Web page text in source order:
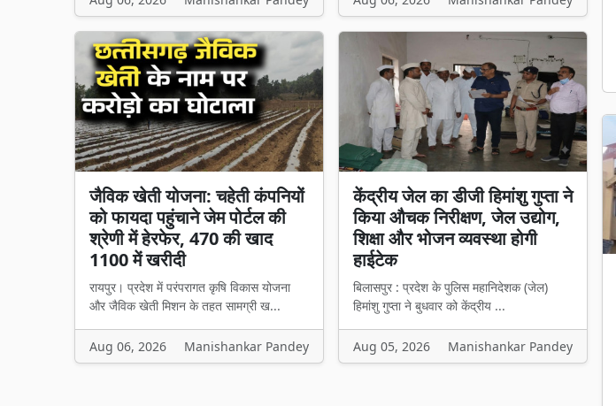
जैविक खेती योजना: चहेती कंपनियों
को फायदा पहुंचाने जेम पोर्टल की
श्रेणी में हेरफेर, 470 की खाद
1100 में खरीदी
रायपुर। प्रदेश में परंपरागत कृषि विकास योजना
और जैविक खेती मिशन के तहत सामग्री ख...
Aug 06, 2026 Manishankar Pandey
केंद्रीय जेल का डीजी हिमांशु गुप्ता ने
किया औचक निरीक्षण, जेल उद्योग,
शिक्षा और भोजन व्यवस्था होगी
हाईटेक
बिलासपुर : प्रदेश के पुलिस महानिदेशक (जेल)
हिमांशु गुप्ता ने बुधवार को केंद्रीय ...
Aug 05, 2026 Manishankar Pandey